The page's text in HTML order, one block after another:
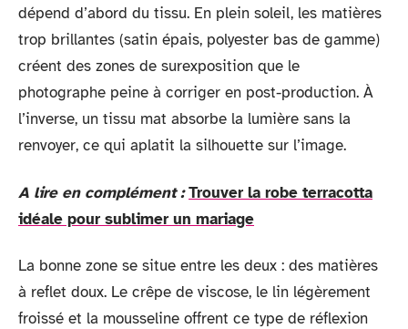
dépend d’abord du tissu. En plein soleil, les matières
trop brillantes (satin épais, polyester bas de gamme)
créent des zones de surexposition que le
photographe peine à corriger en post-production. À
l’inverse, un tissu mat absorbe la lumière sans la
renvoyer, ce qui aplatit la silhouette sur l’image.
A lire en complément : Trouver la robe terracotta
idéale pour sublimer un mariage
La bonne zone se situe entre les deux : des matières
à reflet doux. Le crêpe de viscose, le lin légèrement
froissé et la mousseline offrent ce type de réflexion